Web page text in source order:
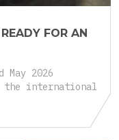
FOR AN
2026
the international